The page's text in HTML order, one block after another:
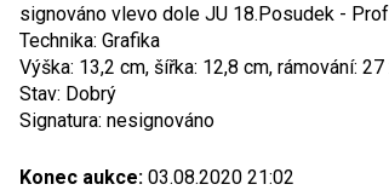
signováno vlevo dole JU 18.Posudek -
Technika: Grafika
Výška: 13,2 cm, šířka: 12,8 cm, rámování:
Stav: Dobrý
Signatura: nesignováno
Konec aukce: 03.08.2020 21:02